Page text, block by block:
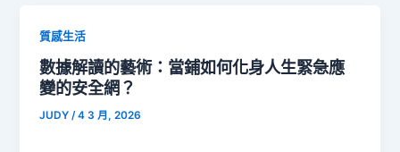
質感生活
數據解讀的藝術：當鋪如何化身人生緊急應
變的安全網？
JUDY /4 3 月, 2026